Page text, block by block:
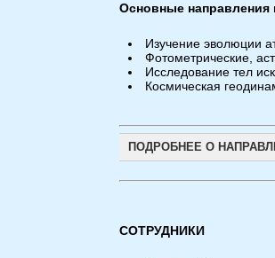
Основные направления
Изучение эволюции
Фотометрические,
Исследование тел
Космическая
ПОДРОБНЕЕ О
СОТРУДНИКИ